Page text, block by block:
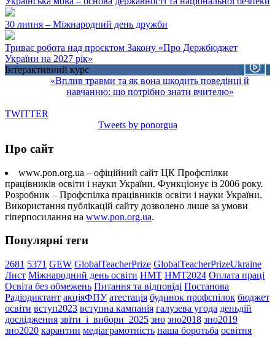
30 липня – Міжнародний день дружби
Триває робота над проєктом Закону «Про Держбюджет
України на 2027 рік»
Інтерактивний курс
«Вплив травми та як вона шкодить поведінці й
навчанню: що потрібно знати вчителю»
TWITTER
Tweets by ponorgua
Про сайт
www.pon.org.ua – офіційний сайт ЦК Профспілки
працівників освіти і науки України. Функціонує із 2006 року.
Розробник – Профспілка працівників освіти і науки України.
Використання публікацій сайту дозволено лише за умови
гіперпосилання на www.pon.org.ua.
Популярні теги
2681 5371 GEW GlobalTeacherPrize GlobalTeacherPrizeUkraine
Лист Міжнародний день освіти НМТ НМТ2024 Оплата праці
Освіта без обмежень Питання та відповіді Постанова
Радіодиктант акціяФПУ атестація будинок профспілок бюджет
освіти вступ2023 вступна кампанія галузева угода деньдій
дослідження звіти_і_вибори_2025 зно зно2018 зно2019
зно2020 карантин медіаграмотність наша боротьба освітня